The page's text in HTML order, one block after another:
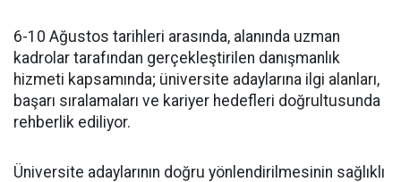
6-10 Ağustos tarihleri arasında, alanında uzman
kadrolar tarafından gerçekleştirilen danışmanlık
hizmeti kapsamında; üniversite adaylarına ilgi alanları,
başarı sıralamaları ve kariyer hedefleri doğrultusunda
rehberlik ediliyor.
Üniversite adaylarının doğru yönlendirilmesinin sağlıklı